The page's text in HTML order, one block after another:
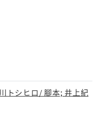
トシヒロ/ 腳本; 井上紀